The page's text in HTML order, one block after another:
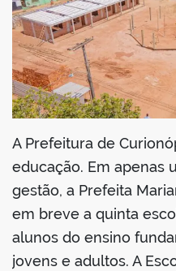
A Prefeitura de
educação. Em apenas
gestão, a Prefeita
em breve a quinta
alunos do ensino
jovens e adultos. A